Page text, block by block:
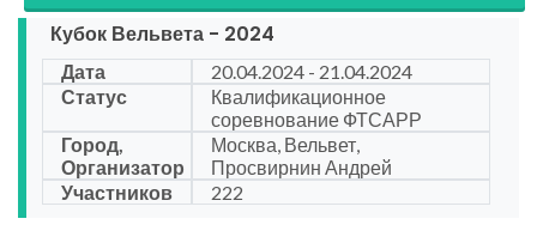
Кубок Вельвета - 2024
Дата
20.04.2024 - 21.04.2024
Статус
Квалификационное
соревнование ФТСАРР
Город,
Организатор
Москва, Вельвет,
Просвирнин Андрей
Участников
222